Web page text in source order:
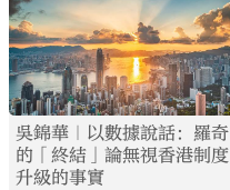
吳錦華｜以數據說話：羅奇
的「終結」論無視香港制度
升級的事實